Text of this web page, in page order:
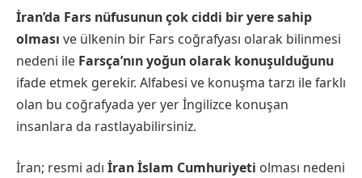
İran’da Fars nüfusunun çok ciddi bir yere sahip
olması ve ülkenin bir Fars coğrafyası olarak bilinmesi
nedeni ile Farsça’nın yoğun olarak konuşulduğunu
ifade etmek gerekir. Alfabesi ve konuşma tarzı ile farklı
olan bu coğrafyada yer yer İngilizce konuşan
insanlara da rastlayabilirsiniz.
İran; resmi adı İran İslam Cumhuriyeti olması nedeni